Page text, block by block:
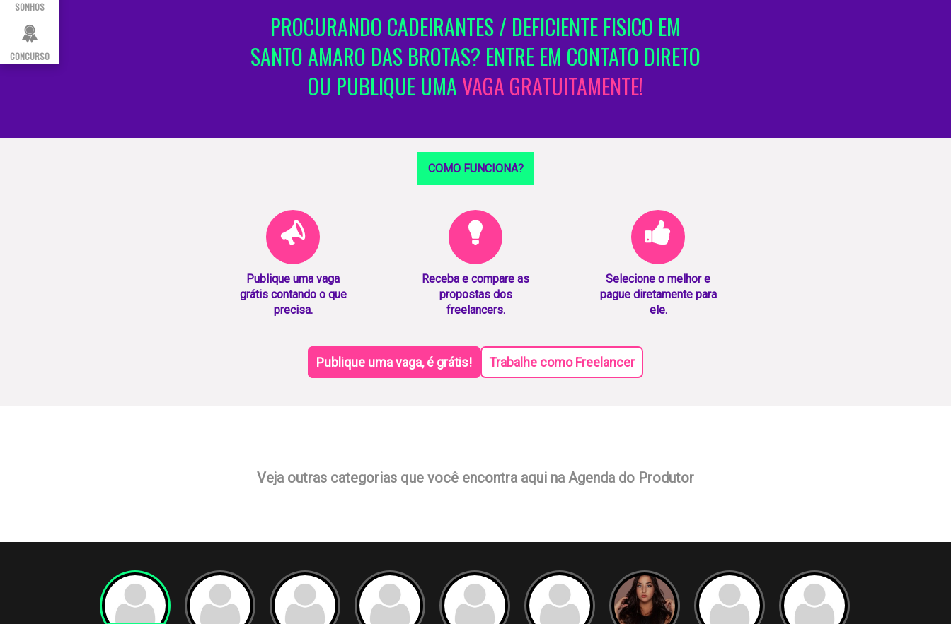
SONHOS
CONCURSO
PROCURANDO CADEIRANTES / DEFICIENTE FISICO EM
SANTO AMARO DAS BROTAS? ENTRE EM CONTATO DIRETO
OU PUBLIQUE UMAVAGA GRATUITAMENTE!
COMO FUNCIONA?
Publique uma vaga
grátis contando o que
precisa.
Receba e compare as
propostas dos
freelancers.
Selecione o melhor e
pague diretamente para
ele.
Publique uma vaga, é grátis! Trabalhe como Freelancer
Veja outras categorias que você encontra aqui na Agenda do Produtor